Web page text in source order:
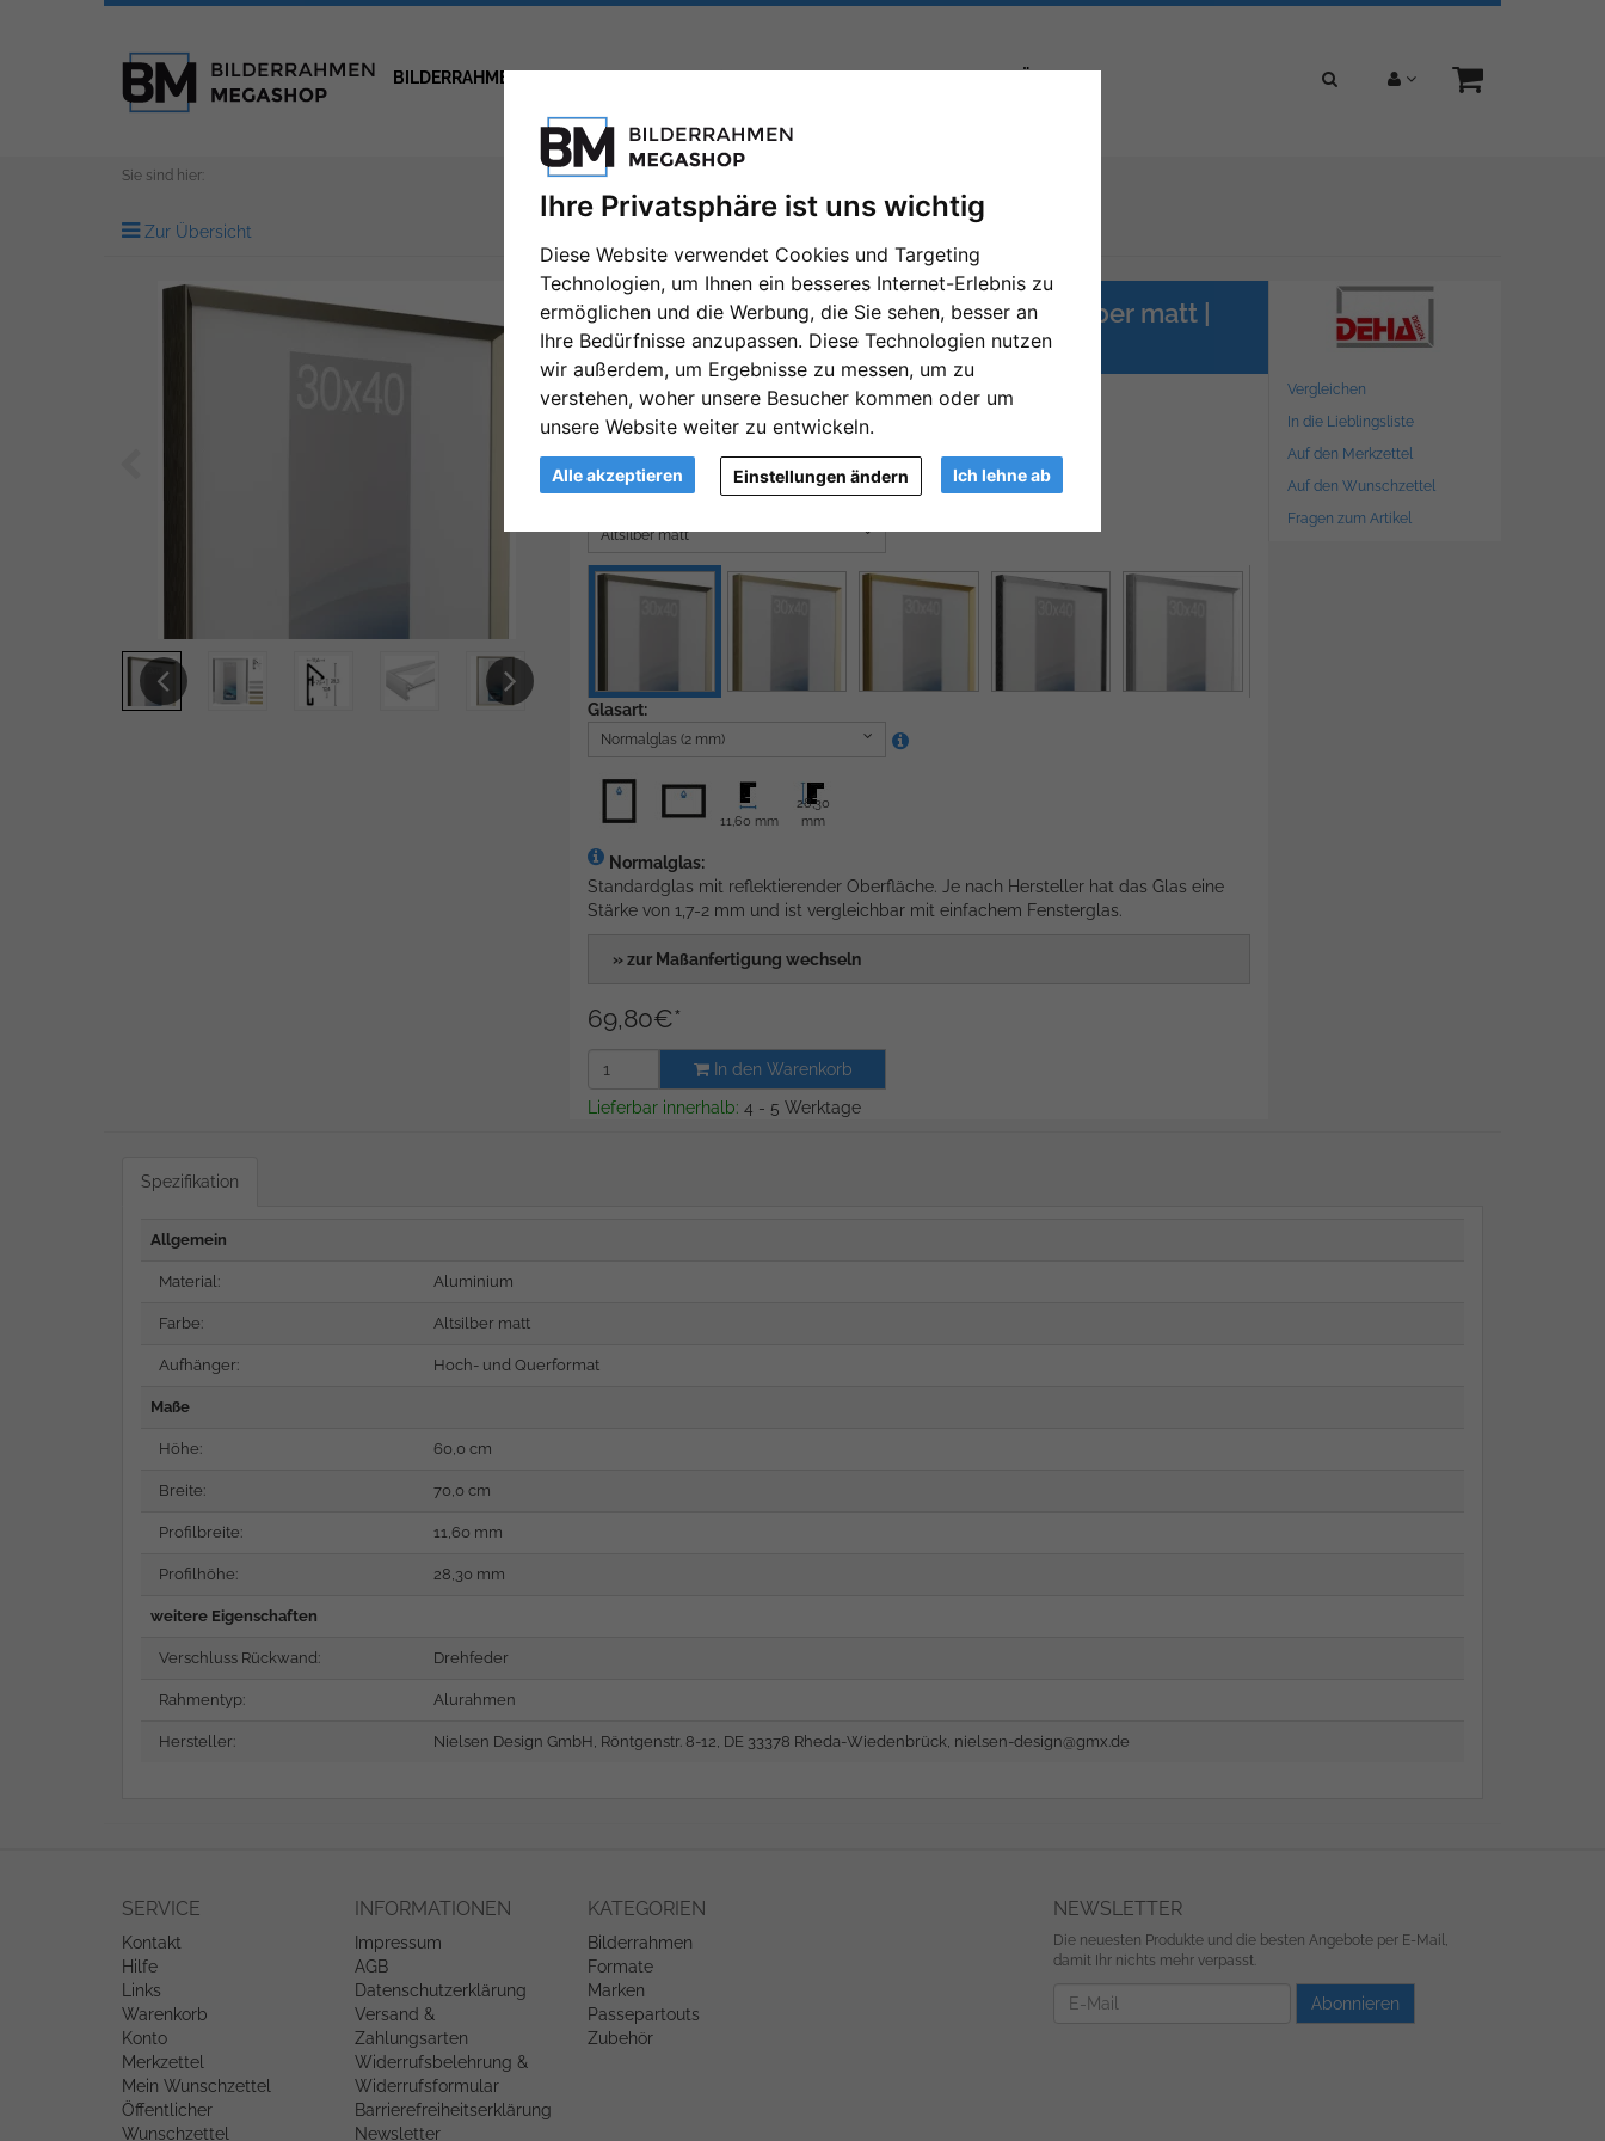
Ihre Privatsphäre ist uns wichtig
Diese Website verwendet Cookies und Targeting
Technologien, um Ihnen ein besseres Internet-Erlebnis zu
ermöglichen und die Werbung, die Sie sehen, besser an
Ihre Bedürfnisse anzupassen. Diese Technologien nutzen
wir außerdem, um Ergebnisse zu messen, um zu
verstehen, woher unsere Besucher kommen oder um
unsere Website weiter zu entwickeln.
Alle akzeptieren Ich lehne ab
Einstellungen ändern
BILDERRAHMEN
Sie sind hier:
Zur Übersicht
Weiter
Previous
Alu-Bilderrahmen Wega 60x70 cm | Altsilber matt |
Normalglas (2 mm)
Artikelnummer: DEH-173N2-025-ALTS
Format:
Altsilber matt
Glasart:
Normalglas (2 mm)
11,60 mm
28,30
mm
Normalglas:
Standardglas mit reflektierender Oberfläche. Je nach Hersteller hat das Glas eine
Stärke von 1,7-2 mm und ist vergleichbar mit einfachem Fensterglas.
» zur Maßanfertigung wechseln
69,80€*
In den Warenkorb
Lieferbar innerhalb: 4 - 5 Werktage
Vergleichen
In die Lieblingsliste
Auf den Merkzettel
Auf den Wunschzettel
Fragen zum Artikel
Spezifikation
Allgemein
Material: Aluminium
Farbe: Altsilber matt
Aufhänger: Hoch- und Querformat
Maße
Höhe: 60,0 cm
Breite: 70,0 cm
Profilbreite: 11,60 mm
Profilhöhe: 28,30 mm
weitere Eigenschaften
Verschluss Rückwand: Drehfeder
Rahmentyp: Alurahmen
Hersteller: Nielsen Design GmbH, Röntgenstr. 8-12, DE 33378 Rheda-Wiedenbrück, nielsen-design@gmx.de
SERVICE
Kontakt
Hilfe
Links
Warenkorb
Konto
Merkzettel
Mein Wunschzettel
Öffentlicher
Wunschzettel
INFORMATIONEN
Impressum
AGB
Datenschutzerklärung
Versand &
Zahlungsarten
Widerrufsbelehrung &
Widerrufsformular
Barrierefreiheitserklärung
Newsletter
KATEGORIEN
Bilderrahmen
Formate
Marken
Passepartouts
Zubehör
NEWSLETTER
Die neuesten Produkte und die besten Angebote per E-Mail,
damit Ihr nichts mehr verpasst.
Newsletter Abonnieren